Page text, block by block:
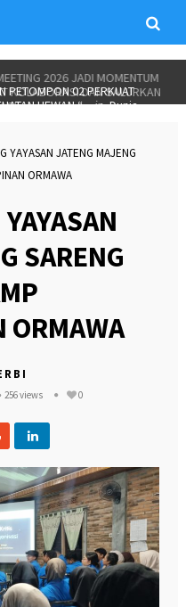
HEWAN “ in Dunia
2026 JADI MOMENTUM
KOLABORASI DAN SALURKAN
YAYASAN JATENG MAJENG
ORMAWA
SARENG
ORMAWA
256 views 0